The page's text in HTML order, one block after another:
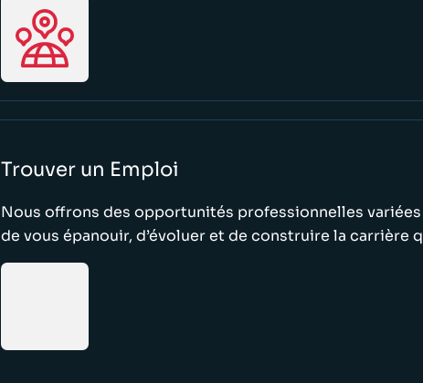
Trouver un Emploi
Nous offrons des opportunités professionnelles
de vous épanouir, d’évoluer et de construire la carrière